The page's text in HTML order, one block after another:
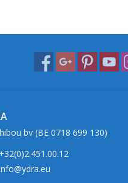
bv (BE 0718 699 130)
+32(0)2.451.00.12